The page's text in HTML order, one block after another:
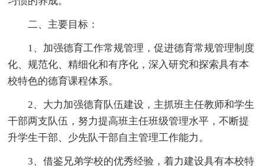
二、主要目标：
1、加强德育工作常规管理，促进德育常规管理制度
化、规范化、精细化和有序化，深入研究和探索具有本
校特色的德育课程体系。
2、大力加强德育队伍建设，主抓班主任教师和学生
干部两支队伍，努力提高班主任班级管理水平，不断提
升学生干部、少先队干部自主管理工作能力。
3、借鉴兄弟学校的优秀经验，着力建设具有本校特